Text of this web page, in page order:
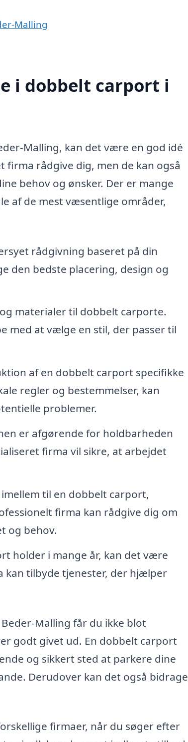
Malling
i dobbelt carport i
Malling, kan det være en god idé
firma rådgive dig, men de kan også
behov og ønsker. Der er mange
af de mest væsentlige områder,
rådgivning baseret på din
den bedste placering, design og
materialer til dobbelt carporte.
med at vælge en stil, der passer til
af en dobbelt carport specifikke
regler og bestemmelser, kan
problemer.
er afgørende for holdbarheden
firma vil sikre, at arbejdet
til en dobbelt carport,
firma kan rådgive dig om
og behov.
holder i mange år, kan det være
kan tilbyde tjenester, der hjælper
Malling får du ikke blot
godt givet ud. En dobbelt carport
og sikkert sted at parkere dine
Derudover kan det også bidrage
firmaer, når du søger efter